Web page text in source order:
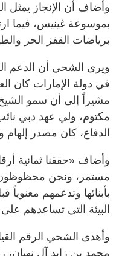
وأضاف أن الإنجاز يمثل
بموسوعة غينيس، فيما
برياضات القفز الحر
ويرى الشحي أن الدعم
في دولة الإمارات كان
مشيراً إلى أن سمو
مكتوم، ولي عهد دبي
الدفاع، كان مصدر إلهام
وأضاف «حققنا ثمانية
مستمر، ونحن محظوظون
بأبنائها وتدعمهم
البيئة التي تساعدهم
وأهدى الشحي الرقم
محمد بن زايد آل نهيان،